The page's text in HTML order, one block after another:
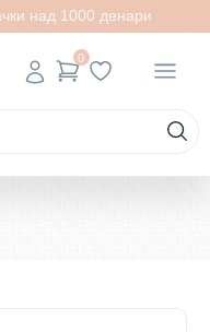
над 1000 денари
0